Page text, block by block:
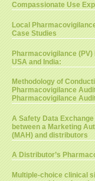
Compassionate Use
Local
Case Studies
Pharmacovigilance (PV)
USA and India:
Methodology of
Pharmacovigilance
Pharmacovigilance
A Safety Data
between a Marketing
(MAH) and distributors
A Distributor’s
Multiple-choice clinical